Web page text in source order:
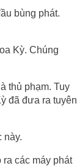
bùng phát.
Kỳ. Chúng
thủ phạm. Tuy
đã đưa ra tuyên
này.
các máy phát